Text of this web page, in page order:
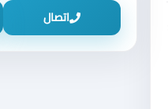
اتصال